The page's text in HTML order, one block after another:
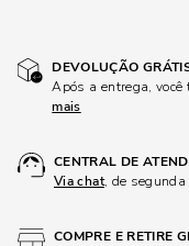
DEVOLUÇÃO
Após a entrega,
mais
CENTRAL DE
Via chat, de
COMPRE E RETIRE